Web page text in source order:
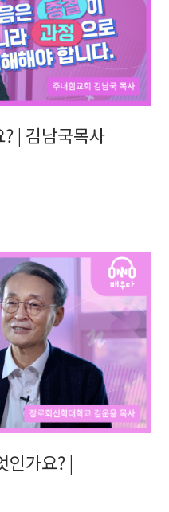
15. 죽음이란 무엇인가요? | 김남국목사
인가요? |